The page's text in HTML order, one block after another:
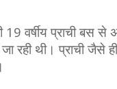
19 वर्षीय प्राची बस
रही थी। प्राची जैसे